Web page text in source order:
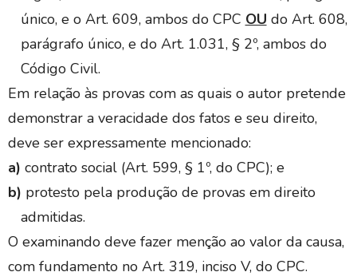
único, e o Art. 609, ambos do CPC OU do Art. 608,
parágrafo único, e do Art. 1.031, § 2º, ambos do
Código Civil.
Em relação às provas com as quais o autor pretende
demonstrar a veracidade dos fatos e seu direito,
deve ser expressamente mencionado:
a) contrato social (Art. 599, § 1º, do CPC); e
b) protesto pela produção de provas em direito
admitidas.
O examinando deve fazer menção ao valor da causa,
com fundamento no Art. 319, inciso V, do CPC.